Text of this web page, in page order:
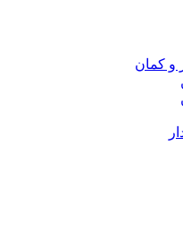
و کمان